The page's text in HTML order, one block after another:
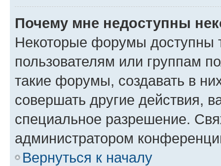
Почему мне недоступны
Некоторые форумы доступны
пользователям или группам
такие форумы, создавать в
совершать другие действия,
специальное разрешение.
администратором
Вернуться к началу